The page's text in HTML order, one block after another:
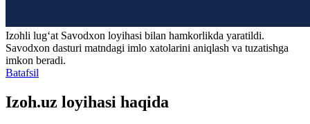
Izohli lugʻat Savodxon loyihasi bilan hamkorlikda yaratildi.
Savodxon dasturi matndagi imlo xatolarini aniqlash va tuzatishga
imkon beradi.
Batafsil
Izoh.uz loyihasi haqida